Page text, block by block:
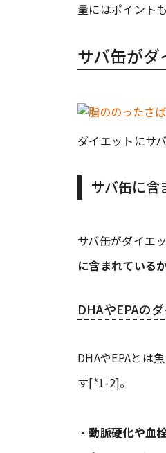
量にはポイント
サバ缶が
ダイエットにサ
サバ缶に含
サバ缶がダイエ
に含まれている
DHAやEPAの
DHAやEPAとは
す[*1-2]。
・動脈硬化や血